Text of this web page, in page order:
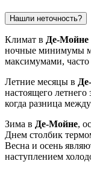
Нашли неточность?
Климат в Де-Мойне
ночные минимумы
максимумами,
Летние месяцы в
настоящего
когда разница
Зима в Де-Мойне,
Днем столбик
Весна и осень
наступлением